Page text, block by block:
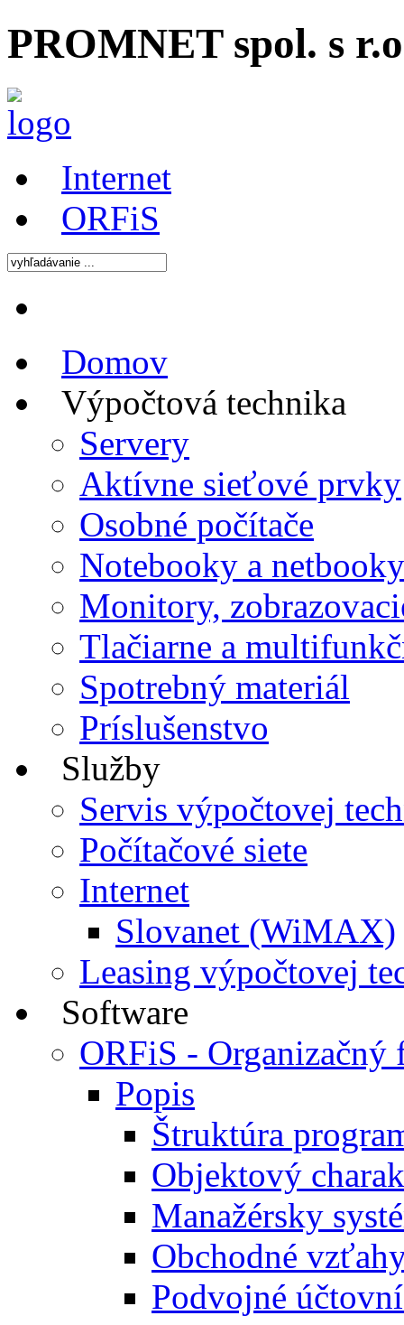
PROMNET spol. s
Internet
ORFiS
Domov
Výpočtová technika
Servery
Aktívne sieťové prvky
Osobné počítače
Notebooky a netbooky
Monitory,
Tlačiarne a
Spotrebný materiál
Príslušenstvo
Služby
Servis výpočtovej
Počítačové siete
Internet
Slovanet (WiMAX)
Leasing výpočtovej
Software
ORFiS - Organizačný
Popis
Štruktúra
Objektový
Manažérsky
Obchodné
Podvojné